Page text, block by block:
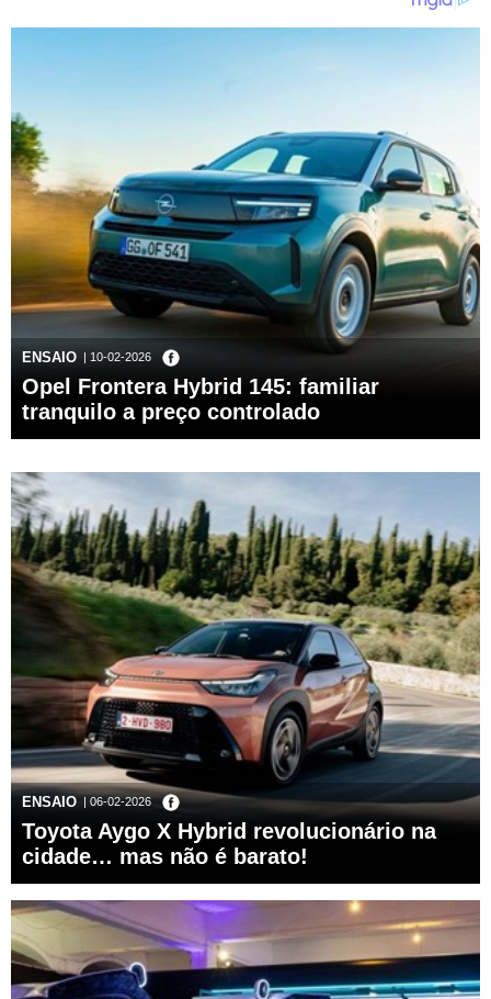
ENSAIO | 10-02-2026
Opel Frontera Hybrid 145: familiar
tranquilo a preço controlado
ENSAIO | 06-02-2026
Toyota Aygo X Hybrid revolucionário na
cidade… mas não é barato!